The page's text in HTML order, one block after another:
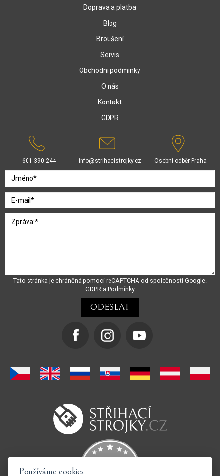
Doprava a platba
Blog
Broušení
Servis
Obchodní podmínky
O nás
Kontakt
GDPR
601 390 244 info@strihacistrojky.cz Osobní odběr Praha
Tato stránka je chráněná pomocí reCAPTCHA od společnosti Google.
GDPRa Podmínky
Používáme cookies